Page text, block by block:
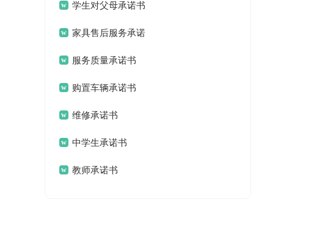
学生对父母承诺书
家具售后服务承诺
书 服务质量承诺书
购置车辆承诺书
维修承诺书
中学生承诺书
教师承诺书